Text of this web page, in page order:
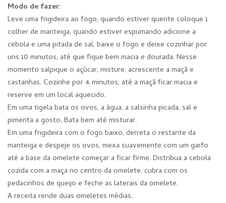
Modo de fazer:
Leve uma frigideira ao fogo, quando estiver quente coloque 1
colher de manteiga, quando estiver espumando adicione a
cebola e uma pitada de sal, baixe o fogo e deixe cozinhar por
uns 10 minutos, até que fique bem macia e dourada. Nesse
momento salpique o açúcar, misture, acrescente a maçã e
castanhas. Cozinhe por 4 minutos, até a maçã ficar macia e
reserve em um local aquecido.
Em uma tigela bata os ovos, a água, a salsinha picada, sal e
pimenta a gosto. Bata bem até misturar.
Em uma frigideira com o fogo baixo, derreta o restante da
manteiga e despeje os ovos, mexa suavemente com um garfo
até a base da omelete começar a ficar firme. Distribua a cebola
cozida com a maça no centro da omelete, cubra com os
pedacinhos de queijo e feche as laterais da omelete.
A receita rende duas omeletes médias.